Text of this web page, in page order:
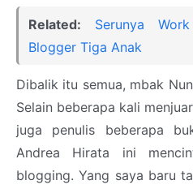
Related: Serunya
Blogger Tiga Anak
Dibalik itu semua, mbak
Selain beberapa kali
juga penulis beberapa
Andrea Hirata ini
blogging. Yang saya baru